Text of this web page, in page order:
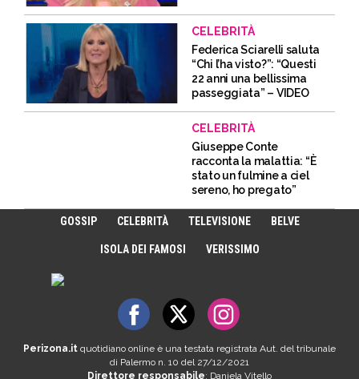
CELEBRITÀ
Federica Sciarelli saluta
“Chi l’ha visto?”: “Questi
22 anni una bellissima
passeggiata” – VIDEO
CELEBRITÀ
Giuseppe Conte
racconta la malattia: “È
stato un fulmine a ciel
sereno, ho pregato”
GOSSIP CELEBRITÀ TELEVISIONE BELVE
ISOLA DEI FAMOSI VERISSIMO
Perizona.it quotidiano online è una testata registrata Aut. del tribunale
di Palermo n. 10 del 27/12/2021
Direttore responsabile: Daniela Vitello